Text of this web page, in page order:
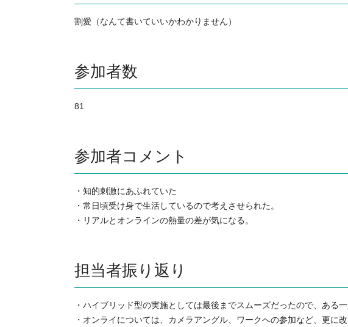
割愛（なんて書いていいかわかりません）
参加者数
81
参加者コメント
・知的刺激にあふれていた
・常日頃受け身で生活しているので考えさせられた。
・リアルとオンラインの熱量の差が気になる。
担当者振り返り
・ハイブリッド型の実施としては最後までスムーズだったので、ある
・オンライについては、カメラアングル、ワークへの参加など、更に